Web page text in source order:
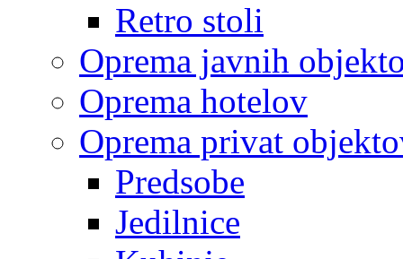
Retro stoli
Oprema javnih
Oprema hotelov
Oprema privat
Predsobe
Jedilnice